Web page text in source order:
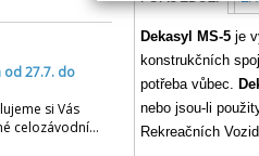
od 27.7. do
si Vás
celozávodní…
Dekasyl MS-5 je
konstrukčních
potřeba vůbec.
nebo jsou-li
Rekreačních